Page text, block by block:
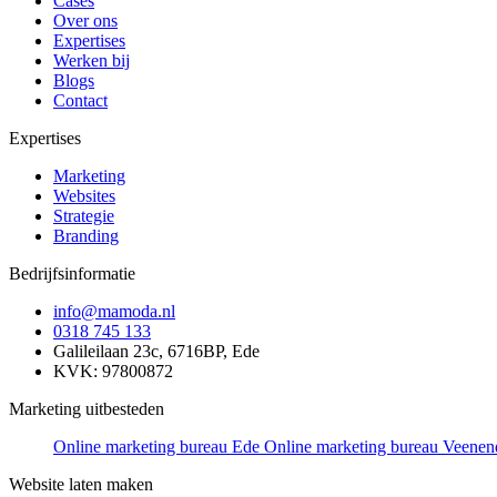
Over ons
Expertises
Werken bij
Blogs
Contact
Expertises
Marketing
Websites
Strategie
Branding
Bedrijfsinformatie
info@mamoda.nl
0318 745 133
Galileilaan 23c, 6716BP, Ede
KVK: 97800872
Marketing uitbesteden
Online marketing bureau Ede Online marketing bureau
Website laten maken